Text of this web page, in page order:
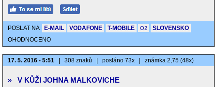
POSLAT NA E-MAIL VODAFONE T-MOBILE O2
SLOVENSKO
OHODNOCENO
17. 5. 2016 - 5:51 308 znaků posláno 73x známka 2,75 (48x)
» V KŮŽI JOHNA MALKOVICHE